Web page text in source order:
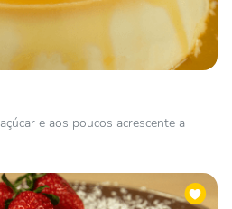
e aos poucos acrescente a